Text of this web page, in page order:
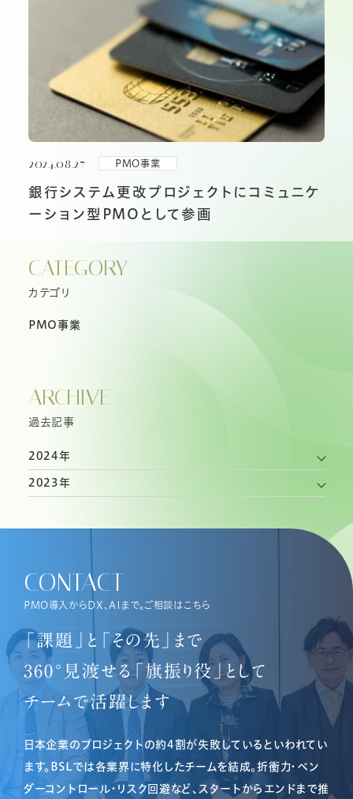
2024.08.27 PMO事業
銀行システム更改プロジェクトにコミュニケ
ーション型PMOとして参画
CATEGORY
カテゴリ
PMO事業
ARCHIVE
過去記事
2024年
2023年
CONTACT
PMO導入からDX、AIまで。ご相談はこちら
「課題」と「その先」まで
360°見渡せる 「旗振り役」として
チームで活躍します
日本企業のプロジェクトの約4割が失敗しているといわれてい
ます。 BSLでは各業界に特化したチームを結成。折衝力・ベン
ダーコントロール・リスク回避など、スタートからエンドまで推